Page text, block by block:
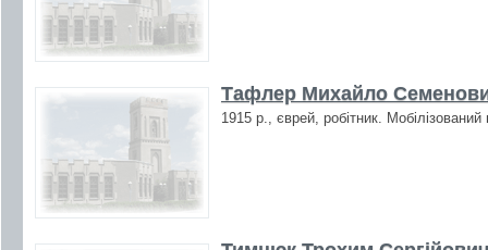
Тафлер Михайло
1915 р., єврей, робітник.